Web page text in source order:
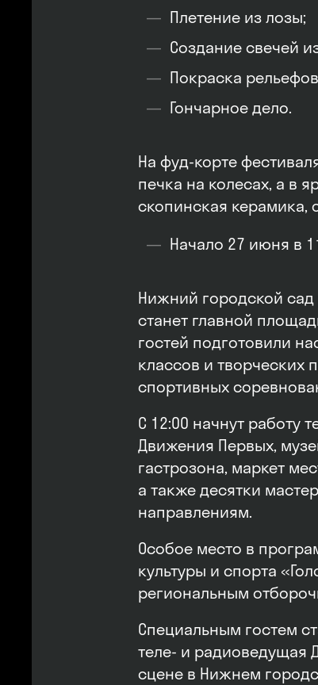
Плетение из лозы;
Создание свечей
Покраска
Гончарное дело.
На фуд-корте
печка на колесах, а в
скопинская керамика,
Начало 27 июня в
Нижний городской
станет главной
гостей подготовили
классов и творческих
спортивных
С 12:00 начнут работу
Движения Первых,
гастрозона, маркет
а также десятки
направлениям.
Особое место в
культуры и спорта
региональным
Специальным гостем
теле- и радиоведущая
сцене в Нижнем